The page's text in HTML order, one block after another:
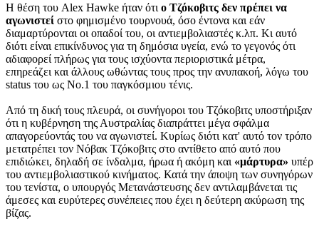
Η θέση του Alex Hawke ήταν ότι ο Τζόκοβιτς δεν πρέπει να
αγωνιστεί στο φημισμένο τουρνουά, όσο έντονα και εάν
διαμαρτύρονται οι οπαδοί του, οι αντιεμβολιαστές κ.λπ. Κι αυτό
διότι είναι επικίνδυνος για τη δημόσια υγεία, ενώ το γεγονός ότι
αδιαφορεί πλήρως για τους ισχύοντα περιοριστικά μέτρα,
επηρεάζει και άλλους ωθώντας τους προς την ανυπακοή, λόγω του
status του ως Νο.1 του παγκόσμιου τένις.
Από τη δική τους πλευρά, οι συνήγοροι του Τζόκοβιτς υποστήριξαν
ότι η κυβέρνηση της Αυστραλίας διαπράττει μέγα σφάλμα
απαγορεύοντάς του να αγωνιστεί. Κυρίως διότι κατ' αυτό τον τρόπο
μετατρέπει τον Νόβακ Τζόκοβιτς στο αντίθετο από αυτό που
επιδιώκει, δηλαδή σε ίνδαλμα, ήρωα ή ακόμη και «μάρτυρα» υπέρ
του αντιεμβολιαστικού κινήματος. Κατά την άποψη των συνηγόρων
του τενίστα, ο υπουργός Μετανάστευσης δεν αντιλαμβάνεται τις
άμεσες και ευρύτερες συνέπειες που έχει η δεύτερη ακύρωση της
βίζας.